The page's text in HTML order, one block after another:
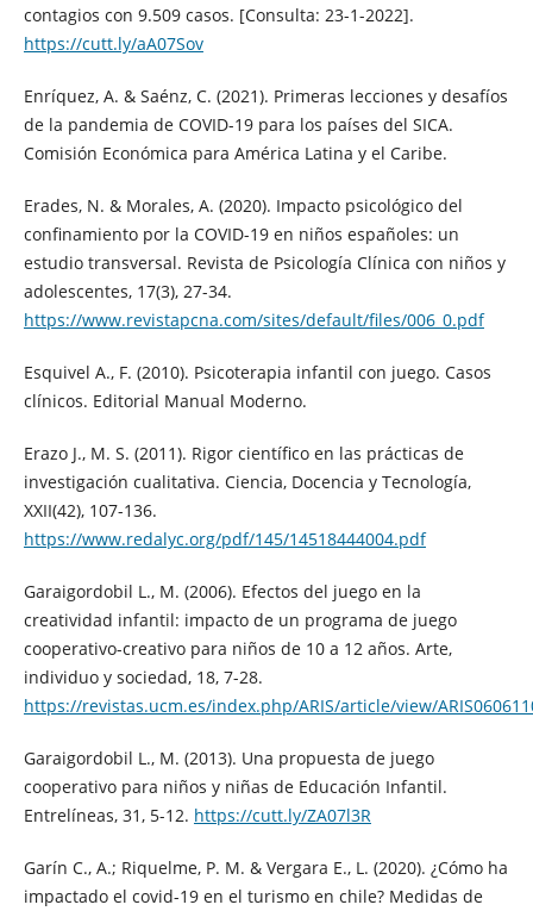
contagios con 9.509 casos. [Consulta: 23-1-2022].
https://cutt.ly/aA07Sov
Enríquez, A. & Saénz, C. (2021). Primeras lecciones y desafíos
de la pandemia de COVID-19 para los países del SICA.
Comisión Económica para América Latina y el Caribe.
Erades, N. & Morales, A. (2020). Impacto psicológico del
confinamiento por la COVID-19 en niños españoles: un
estudio transversal. Revista de Psicología Clínica con niños y
adolescentes, 17(3), 27-34.
https://www.revistapcna.com/sites/default/files/006_0.pdf
Esquivel A., F. (2010). Psicoterapia infantil con juego. Casos
clínicos. Editorial Manual Moderno.
Erazo J., M. S. (2011). Rigor científico en las prácticas de
investigación cualitativa. Ciencia, Docencia y Tecnología,
XXII(42), 107-136.
https://www.redalyc.org/pdf/145/14518444004.pdf
Garaigordobil L., M. (2006). Efectos del juego en la
creatividad infantil: impacto de un programa de juego
cooperativo-creativo para niños de 10 a 12 años. Arte,
individuo y sociedad, 18, 7-28.
https://revistas.ucm.es/index.php/ARIS/article/view/
Garaigordobil L., M. (2013). Una propuesta de juego
cooperativo para niños y niñas de Educación Infantil.
Entrelíneas, 31, 5-12. https://cutt.ly/ZA07l3R
Garín C., A.; Riquelme, P. M. & Vergara E., L. (2020). ¿Cómo ha
impactado el covid-19 en el turismo en chile? Medidas de